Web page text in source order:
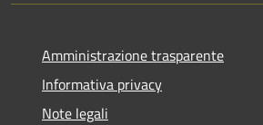
Amministrazione trasparente
Informativa privacy
Note legali